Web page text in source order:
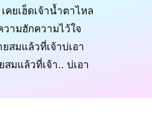
คยเฮ็ดเจ้าน้ำตาไหล
วามฮักความไว้ใจ
สมแล้วที่เจ้าบ่เอา
มแล้วที่เจ้า.. บ่เอา